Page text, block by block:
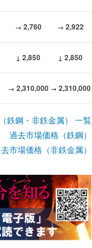
→ 2,760 → 2,922
↓ 2,850 ↓ 2,850
→ 2,310,000 → 2,310,000
鉄鋼・非鉄金属） 一覧
過去市場価格（鉄鋼）
市場価格（非鉄金属）